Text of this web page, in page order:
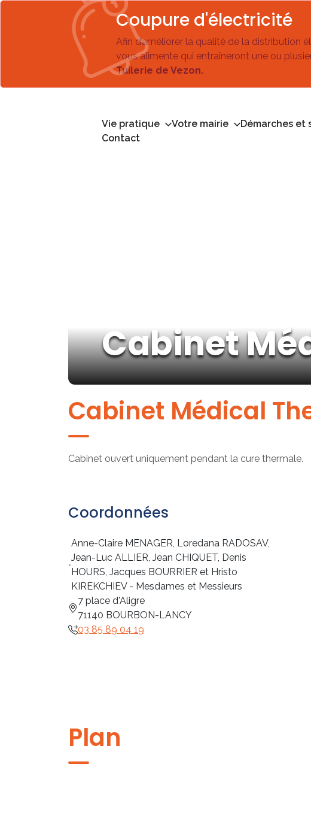
Coupure d'électricité
Afin d’améliorer la qualité de la distribution
vous alimente qui entraîneront une ou
Tuilerie de Vezon.
Vie pratique Votre mairie Démarches et
Contact
Cabinet
Cabinet Médical
Cabinet ouvert uniquement pendant la cure thermale.
Coordonnées
Anne-Claire MENAGER, Loredana RADOSAV,
Jean-Luc ALLIER, Jean CHIQUET, Denis
HOURS, Jacques BOURRIER et Hristo
KIREKCHIEV - Mesdames et Messieurs
7 place d'Aligre
71140 BOURBON-LANCY
03 85 89 04 19
Plan